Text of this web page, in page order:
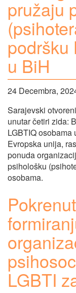
pružaju
podršku
u BiH
24 Decembra,
Sarajevski
unutar četiri zida:
LGBTIQ osobama
Evropska unija,
ponuda
psihološku
osobama.
LGBTI